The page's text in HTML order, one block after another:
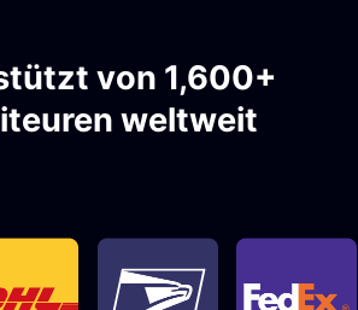
von 1,600+
weltweit